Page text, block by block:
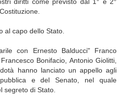
al capo dello Stato.
con Ernesto Balducci" Franco
Bonifacio, Antonio Giolitti,
hanno lanciato un appello agli
e del Senato, nel quale
segreto di Stato.